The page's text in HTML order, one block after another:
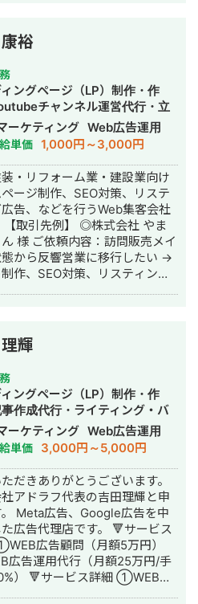
一切かからないサイト制作を
す。 制作実績はこちら
ホワイトニン
ス様 http://whitening-plus.net/
株式会社様
有限会社KYK
etc.... 迅速
ンスかつ真摯な対応を心がけ
す。 ご縁をいただけた際には
付き合いができれば幸甚で
うぞよろしくお願い致します。
や深夜早朝など、 お客様のニ
きる限り柔軟に対応させてい
す。 お急ぎの案件等もお気軽
さい。 ちなみに仕事とは
のですが、
の方にも話題を合わせられま
ろしくお願い致します！
裕
ングページ（LP）制作・作
チャンネル運営代行・立
SEO対策・新規事業立上・
代行・記事作成代行・ライテ
ホームページ制作・作成・バ
・デザイン・リスティング広
行・オウンドメディア制作・
運用代行・動画制作・動画編集
ーケティング Web広告運用
単価 1,000円～3,000円
・リフォーム業・建設業向け
ージ制作、SEO対策、リステ
告、などを行うWeb集客会社
様 ご依頼内容：訪問販売メイ
態から反響営業に移行したい →
作、SEO対策、リスティング
レーション（ユーペイント）
頼内容：Web集客を依頼したい
制作、SEO対策、リスティン
施 ◎商工会・業界メデ
例 「東村山市商工会」様 「外
口」様 ほか多数 ◎難関キー
上位表示 ・「屋根」で1位 ・
リウム 鋼板」で1位 ・「塗り
位 ・「外壁塗装」で3位 ・「埼
ォーム」「千葉県 外壁塗装」
市 外壁塗装」など地域キーワ
を多数獲得 【自己紹介】
業後、札幌市で老舗の施工会
。職人として活動する ・
子会社に転職し、10年勤務。
最年少の支配人となり、新規
を経験 ・副業だったマーケテ
輝
ングページ（LP）制作・作
作成代行・ライティング・バ
・デザイン・リスティング広
行・動画制作・動画編集
ーケティング Web広告運用
単価 3,000円～5,000円
だきありがとうございます。
アドラフ代表の吉田理輝と申
。 Meta広告、Google広告を中
告代理店です。 🔻サービス
広告顧問（月額5万円）
告運用代行（月額25万円/手
細 ①WEB広